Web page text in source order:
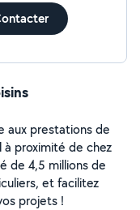
aux prestations de
proximité de chez
de 4,5 millions de
et facilitez
projets !